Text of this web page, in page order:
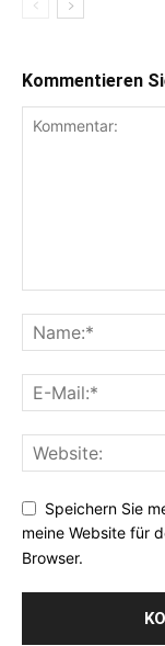
Kommentieren
Speichern Sie
meine Website für
Browser.